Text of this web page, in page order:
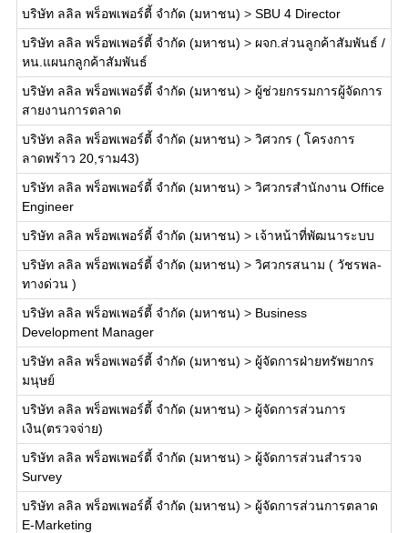
บริษัท ลลิล พร็อพเพอร์ตี้ จำกัด (มหาชน) > SBU 4 Director
บริษัท ลลิล พร็อพเพอร์ตี้ จำกัด (มหาชน) > ผจก.ส่วนลูกค้าสัมพันธ์ /
หน.แผนกลูกค้าสัมพันธ์
บริษัท ลลิล พร็อพเพอร์ตี้ จำกัด (มหาชน) > ผู้ช่วยกรรมการผู้จัดการ
สายงานการตลาด
บริษัท ลลิล พร็อพเพอร์ตี้ จำกัด (มหาชน) > วิศวกร ( โครงการ
ลาดพร้าว 20,ราม43)
บริษัท ลลิล พร็อพเพอร์ตี้ จำกัด (มหาชน) > วิศวกรสำนักงาน Office
Engineer
บริษัท ลลิล พร็อพเพอร์ตี้ จำกัด (มหาชน) > เจ้าหน้าที่พัฒนาระบบ
บริษัท ลลิล พร็อพเพอร์ตี้ จำกัด (มหาชน) > วิศวกรสนาม ( วัชรพล-
ทางด่วน )
บริษัท ลลิล พร็อพเพอร์ตี้ จำกัด (มหาชน) > Business
Development Manager
บริษัท ลลิล พร็อพเพอร์ตี้ จำกัด (มหาชน) > ผู้จัดการฝ่ายทรัพยากร
มนุษย์
บริษัท ลลิล พร็อพเพอร์ตี้ จำกัด (มหาชน) > ผู้จัดการส่วนการ
เงิน(ตรวจจ่าย)
บริษัท ลลิล พร็อพเพอร์ตี้ จำกัด (มหาชน) > ผู้จัดการส่วนสำรวจ
Survey
บริษัท ลลิล พร็อพเพอร์ตี้ จำกัด (มหาชน) > ผู้จัดการส่วนการตลาด
E-Marketing